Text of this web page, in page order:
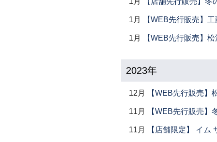
1月 【WEB先行販売】
1月 【WEB先行販売】
2023年
12月 【WEB先行販売】
11月 【WEB先行販売】
11月 【店舗限定】 イ